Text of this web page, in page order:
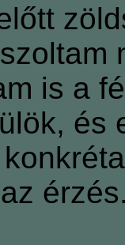
is a
és